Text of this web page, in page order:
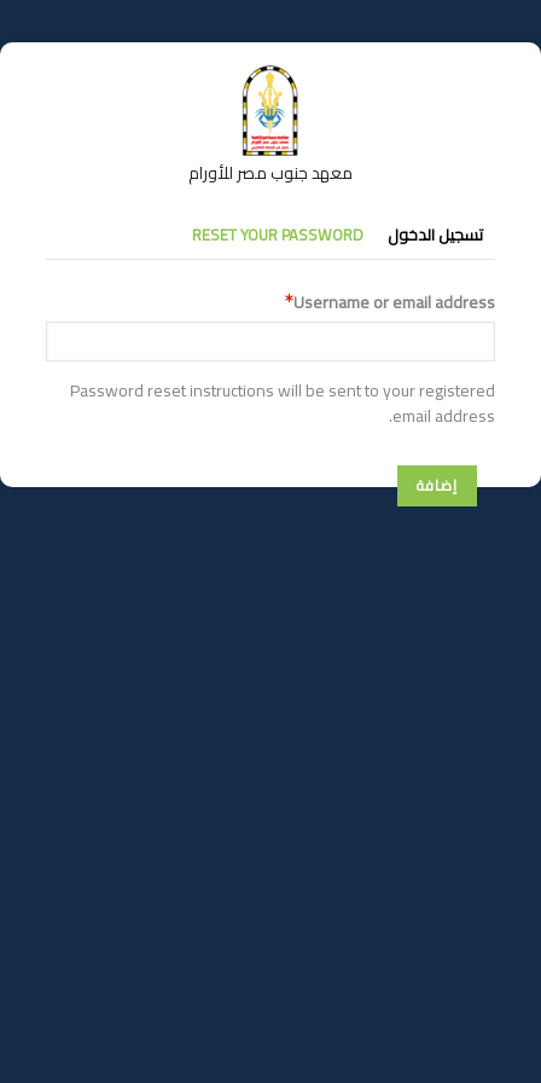
إلى
المحتوى
معهد جنوب مصر للأورام
التبويبات
الأساسية
تسجيل الدخول RESET YOUR PASSWORD
Username or email address
Password reset instructions will be sent to your registered
email address.